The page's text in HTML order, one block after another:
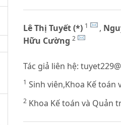
Lê Thị Tuyết (*) 1 ,
Hữu Cường 2
Tác giả liên hệ:
1 Sinh viên,Khoa Kế
2Khoa Kế toán và Quản